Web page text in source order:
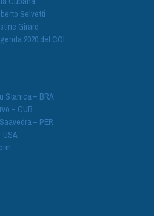
Selvetti
Girard
2020 del COI
Stanica – BRA
– CUB
– PER
USA